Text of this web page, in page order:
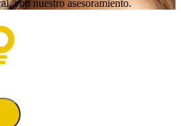
con nuestro asesoramiento.